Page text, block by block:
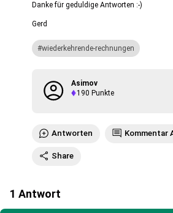
Danke für geduldige Antworten :-)
Gerd
wiederkehrende-rechnungen
Asimov
190 Punkte
Antworten Kommentar
Share
1 Antwort